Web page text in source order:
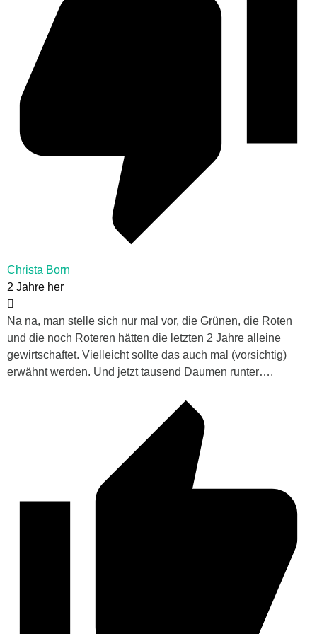
Christa Born
2 Jahre her
Na na, man stelle sich nur mal vor, die Grünen, die Roten
und die noch Roteren hätten die letzten 2 Jahre alleine
gewirtschaftet. Vielleicht sollte das auch mal (vorsichtig)
erwähnt werden. Und jetzt tausend Daumen runter….